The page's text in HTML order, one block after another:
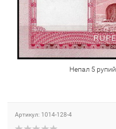
Непал 5
Артикул: 1014-128-4